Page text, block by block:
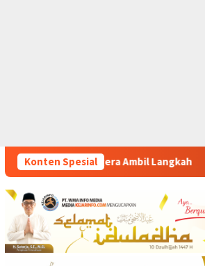
Konten SpesialKomitmen Polsek Tigaraksa